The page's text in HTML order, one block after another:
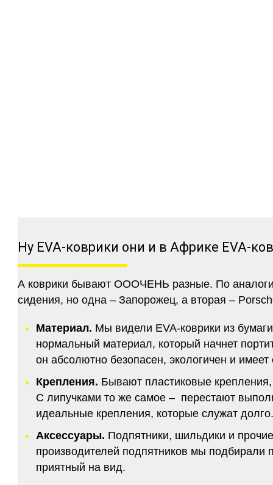
Ну EVA-коврики они и в Африке EVA-
А коврики бывают ОООЧЕНЬ разные. По
сидения, но одна – Запорожец, а вторая –
Материал. Мы видели EVA-коврики из
нормальный материал, который начнет
он абсолютно безопасен, экологичен и
Крепления. Бывают пластиковые
С липучками то же самое – перестают
идеальные крепления, которые служат
Аксессуары. Подпятники, шильдики и
производителей подпятников мы подбирали
приятный на вид.